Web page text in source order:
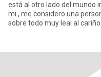
está al otro lado del mundo
mi , me considero una
sobre todo muy leal al